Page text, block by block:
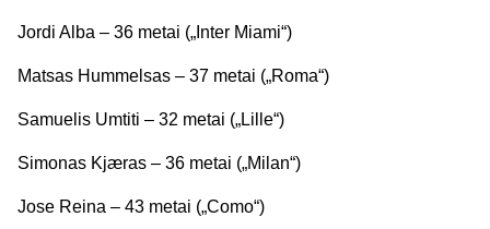
Jordi Alba – 36 metai („Inter Miami“)
Matsas Hummelsas – 37 metai („Roma“)
Samuelis Umtiti – 32 metai („Lille“)
Simonas Kjæras – 36 metai („Milan“)
Jose Reina – 43 metai („Como“)